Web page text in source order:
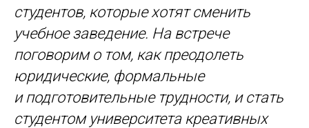
студентов, которые хотят сменить
учебное заведение. На встрече
поговорим о том, как преодолеть
юридические, формальные
и подготовительные трудности, и стать
студентом университета креативных